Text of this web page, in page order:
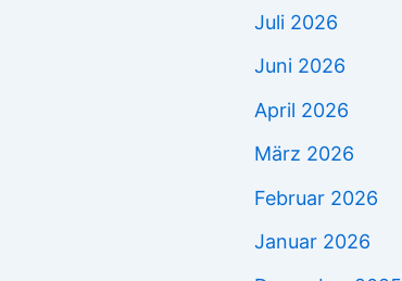
Juli 2026
Juni 2026
April 2026
März 2026
Februar 2026
Januar 2026